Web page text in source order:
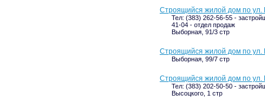
Строящийся жилой дом по ул.
Тел: (383) 262-56-55 -
41-04 - отдел продаж
Выборная, 91/3 стр
Строящийся жилой дом по ул.
Выборная, 99/7 стр
Строящийся жилой дом по ул.
Тел: (383) 202-50-50 -
Высоцкого, 1 стр